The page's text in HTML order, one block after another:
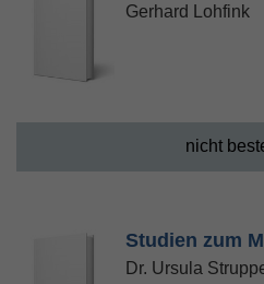
Gerhard Lohfink
nicht
Studien zum
Dr. Ursula